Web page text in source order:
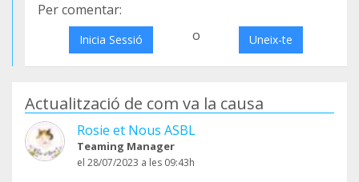
Per comentar:
Inicia Sessió o Uneix-te
Actualització de com va la causa
Rosie et Nous ASBL
Teaming Manager
el 28/07/2023 a les 09:43h